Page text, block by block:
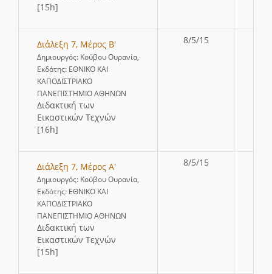
[15h]
Διάλεξη 7, Μέρος Β'
Δημιουργός: Κούβου Ουρανία,
Εκδότης: ΕΘΝΙΚΟ ΚΑΙ
ΚΑΠΟΔΙΣΤΡΙΑΚΟ
ΠΑΝΕΠΙΣΤΗΜΙΟ ΑΘΗΝΩΝ
∆ιδακτική των
Εικαστικών Τεχνών
[16h]
8/5/15
Διάλεξη 7, Μέρος Α'
Δημιουργός: Κούβου Ουρανία,
Εκδότης: ΕΘΝΙΚΟ ΚΑΙ
ΚΑΠΟΔΙΣΤΡΙΑΚΟ
ΠΑΝΕΠΙΣΤΗΜΙΟ ΑΘΗΝΩΝ
∆ιδακτική των
Εικαστικών Τεχνών
[15h]
8/5/15